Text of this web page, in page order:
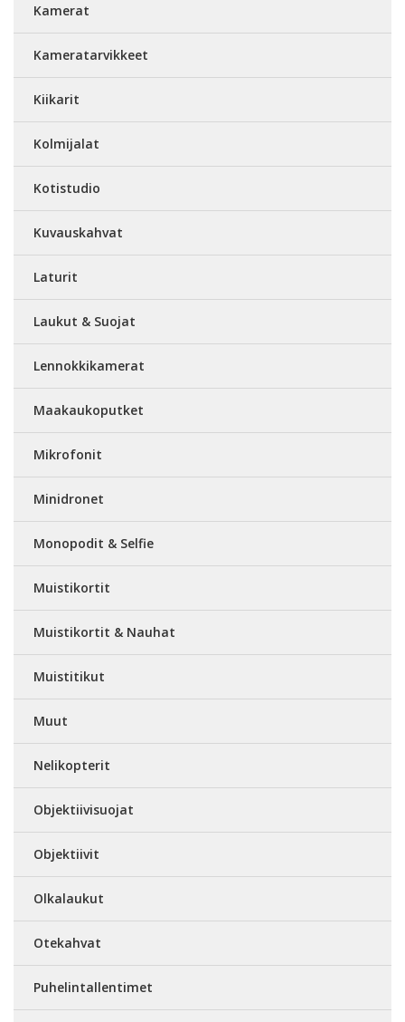
Kamerat
Kameratarvikkeet
Kiikarit
Kolmijalat
Kotistudio
Kuvauskahvat
Laturit
Laukut & Suojat
Lennokkikamerat
Maakaukoputket
Mikrofonit
Minidronet
Monopodit & Selfie
Muistikortit
Muistikortit & Nauhat
Muistitikut
Muut
Nelikopterit
Objektiivisuojat
Objektiivit
Olkalaukut
Otekahvat
Puhelintallentimet